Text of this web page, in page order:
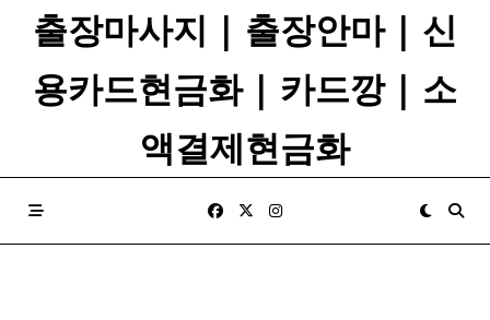
출장마사지 | 출장안마 | 신
용카드현금화 | 카드깡 | 소
액결제현금화